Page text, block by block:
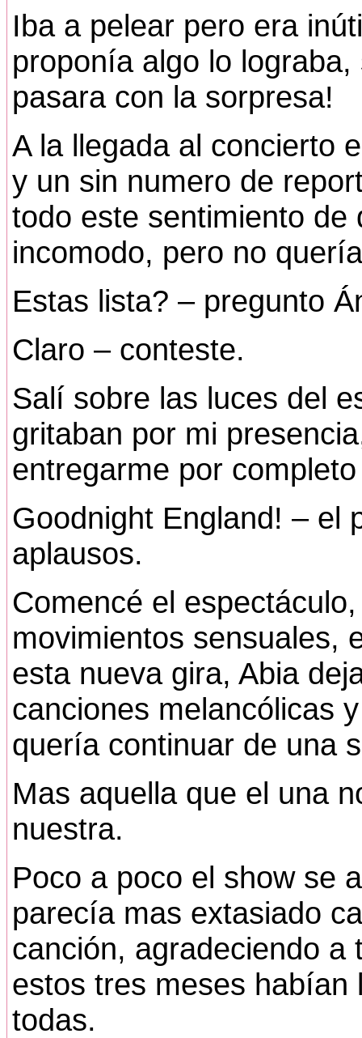
Iba a pelear pero era
proponía algo lo
pasara con la sorpresa!
A la llegada al concierto
y un sin numero de
todo este sentimiento de
incomodo, pero no
Estas lista? – pregunto
Claro – conteste.
Salí sobre las luces del
gritaban por mi
entregarme por
Goodnight England! – el
aplausos.
Comencé el
movimientos sensuales,
esta nueva gira, Abia
canciones melancólicas
quería continuar de una
Mas aquella que el una
nuestra.
Poco a poco el show se
parecía mas extasiado
canción, agradeciendo a
estos tres meses habían
todas.